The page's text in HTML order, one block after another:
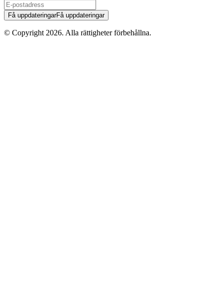
Få uppdateringarFå uppdateringar
© Copyright 2026. Alla rättigheter förbehållna.